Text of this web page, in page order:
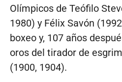
Olímpicos de Teófilo
1980) y Félix Savón
boxeo y, 107 años
oros del tirador de
(1900, 1904).